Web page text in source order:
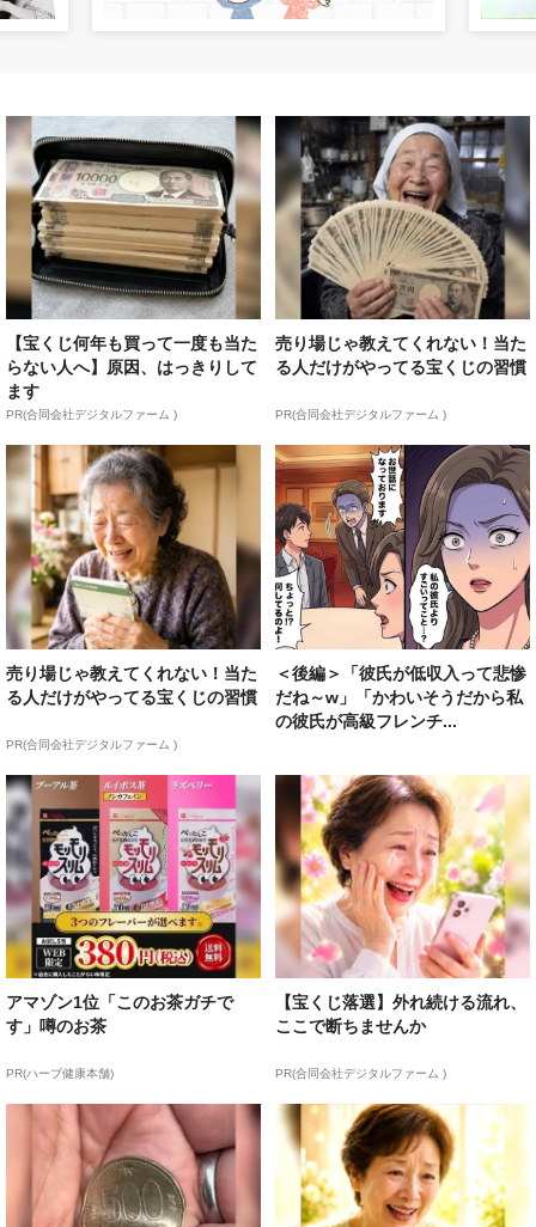
【宝くじ何年も買って一度も当た
らない人へ】原因、はっきりして
ます
PR(合同会社デジタルファーム )
売り場じゃ教えてくれない！当た
る人だけがやってる宝くじの習慣
PR(合同会社デジタルファーム )
売り場じゃ教えてくれない！当た
る人だけがやってる宝くじの習慣
PR(合同会社デジタルファーム )
＜後編＞「彼氏が低収入って悲惨
だね～w」「かわいそうだから私
の彼氏が高級フレンチ...
アマゾン1位「このお茶ガチで
す」噂のお茶
PR(ハーブ健康本舗)
【宝くじ落選】外れ続ける流れ、
ここで断ちませんか
PR(合同会社デジタルファーム )